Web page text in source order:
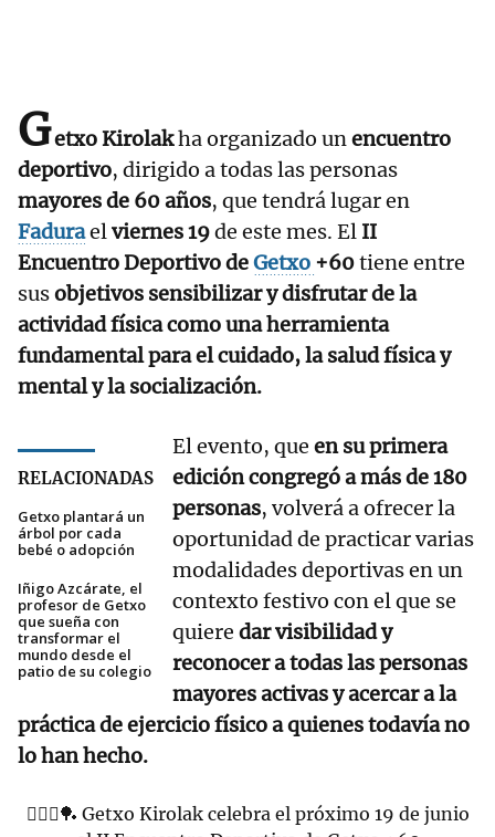
Getxo Kirolakha organizado unencuentro
deportivo, dirigido a todas las personas
mayores de 60 años, que tendrá lugar en
Faduraelviernes 19de este mes. El II
Encuentro Deportivo deGetxo +60tiene entre
susobjetivos sensibilizar y disfrutar de la
actividad física como una herramienta
fundamental para el cuidado, la salud física y
mental y la socialización.
RELACIONADAS
Getxo plantará un
árbol por cada
bebé o adopción
Iñigo Azcárate, el
profesor de Getxo
que sueña con
transformar el
mundo desde el
patio de su colegio
El evento, que en su primera
edición congregó a más de 180
personas, volverá a ofrecer la
oportunidad de practicar varias
modalidades deportivas en un
contexto festivo con el que se
quiere dar visibilidad y
reconocer a todas las personas
mayores activas y acercar a la
práctica de ejercicio físico a quienes todavía no
lo han hecho.
🧘🏽‍♂️🏓 Getxo Kirolak celebra el próximo 19 de junio